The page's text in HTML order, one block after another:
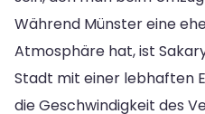
Während Münster eine
Atmosphäre hat, ist
Stadt mit einer lebhaften
die Geschwindigkeit des